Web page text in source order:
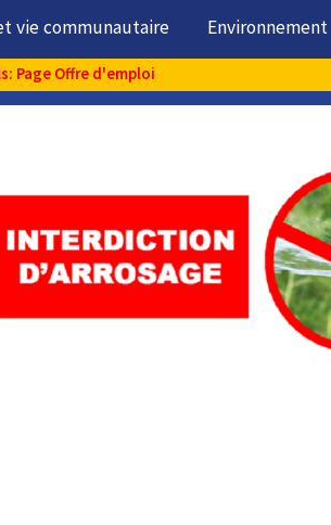
vie communautaire Environnement
Page Offre d'emploi